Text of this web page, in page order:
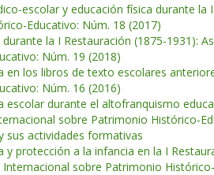
escolar y educación física durante la
Educativo: Núm. 18 (2017)
durante la I Restauración (1875-1931):
Núm. 19 (2018)
en los libros de texto escolares
Núm. 16 (2016)
escolar durante el altofranquismo
sobre Patrimonio Histórico-
sus actividades formativas
y protección a la infancia en la I
Internacional sobre Patrimonio